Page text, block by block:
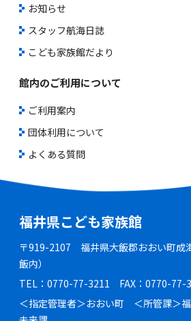
お知らせ
スタッフ航海日誌
こども家族館だより
館内のご利用について
ご利用案内
団体利用について
よくある質問
福井県こども家族館
〒919-2107 福井県大飯郡おおい町成
飯内）
TEL：0770-77-3211 FAX：0770-77-
＜指定管理者＞おおい町 ＜所管課＞